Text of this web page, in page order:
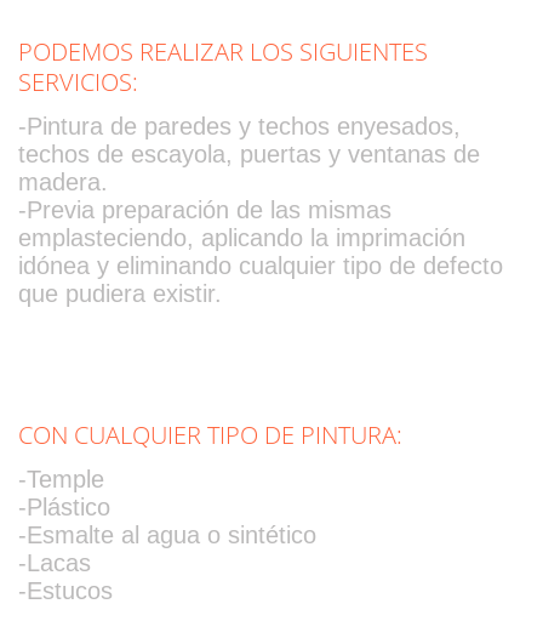
PODEMOS REALIZAR LOS SIGUIENTES
SERVICIOS:
-Pintura de paredes y techos enyesados,
techos de escayola, puertas y ventanas de
madera.
-Previa preparación de las mismas
emplasteciendo, aplicando la imprimación
idónea y eliminando cualquier tipo de defecto
que pudiera existir.
CON CUALQUIER TIPO DE PINTURA:
-Temple
-Plástico
-Esmalte al agua o sintético
-Lacas
-Estucos